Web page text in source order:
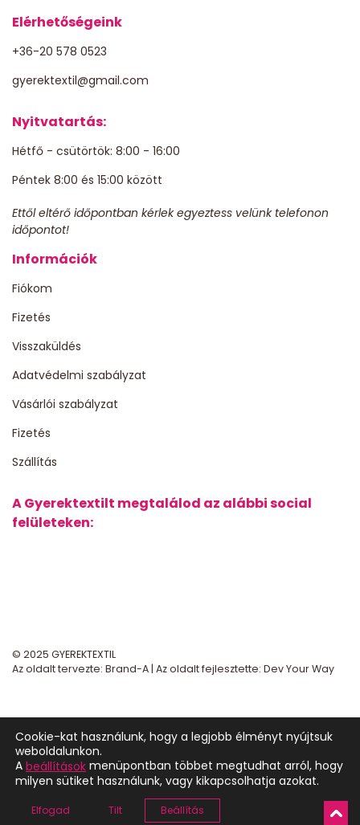
Elérhetőségeink
+36-20 578 0523
gyerektextil@gmail.com
Nyitvatartás:
Hétfő - csütörtök: 8:00 - 16:00
Péntek 8:00 és 15:00 között
Ettől eltérő időpontban kérlek egyeztess velünk telefonon
időpontot!
Információk
Fiókom
Fizetés
Visszaküldés
Adatvédelmi szabályzat
Vásárlói szabályzat
Fizetés
Szállítás
A Gyerektextilt megtalálod az alábbi social
felületeken:
© 2025 GYEREKTEXTIL
Az oldalt tervezte: Brand-A | Az oldalt fejlesztette: Dev Your Way
Cookie-kat használunk, hogy a legjobb élményt nyújtsuk
weboldalunkon.
A beállítások menüpontban többet megtudhat arról, hogy
milyen sütiket használunk, vagy kikapcsolhatja azokat.
Elfogad Tilt Beállítás